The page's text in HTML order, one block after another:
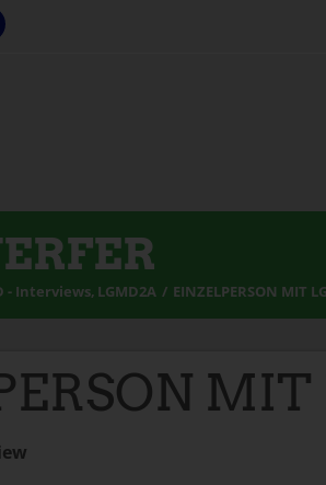
- Interviews LGMD2A EINZELPERSON MIT